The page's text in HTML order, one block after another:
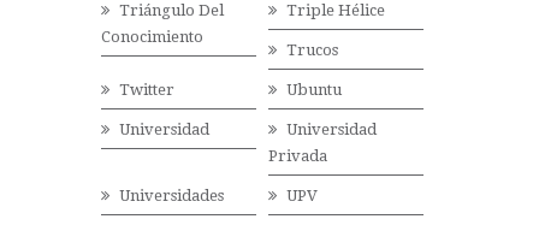
Triángulo Del
Conocimiento
Triple Hélice
Trucos
Twitter Ubuntu
Universidad
Universidad
Privada
Universidades UPV